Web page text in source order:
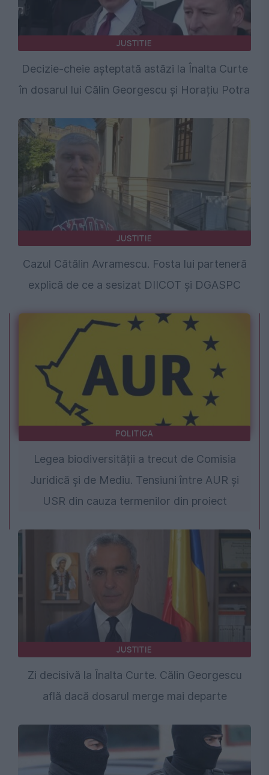
JUSTITIE
Decizie-cheie așteptată astăzi la Înalta Curte
în dosarul lui Călin Georgescu și Horațiu Potra
JUSTITIE
Cazul Cătălin Avramescu. Fosta lui parteneră
explică de ce a sesizat DIICOT și DGASPC
POLITICA
Legea biodiversității a trecut de Comisia
Juridică și de Mediu. Tensiuni între AUR și
USR din cauza termenilor din proiect
JUSTITIE
Zi decisivă la Înalta Curte. Călin Georgescu
află dacă dosarul merge mai departe